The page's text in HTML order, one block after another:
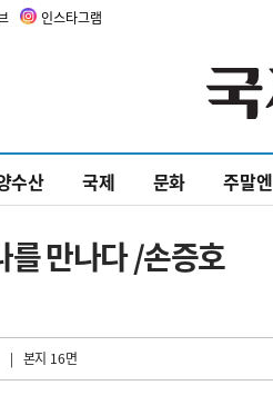
인스타그램
수산 국제 문화 주말엔
를 만나다 /손증호
| 본지 16면